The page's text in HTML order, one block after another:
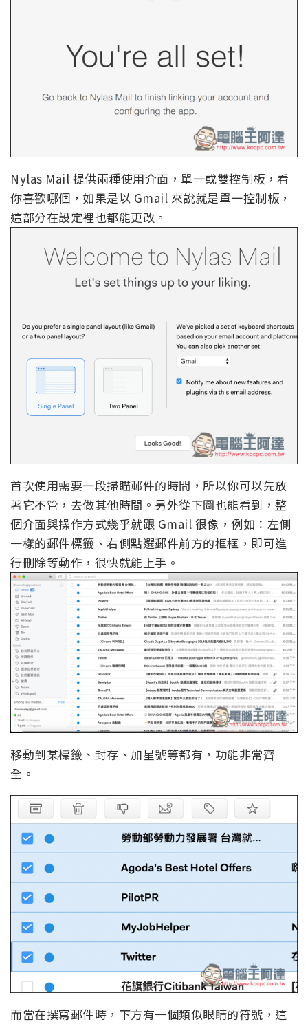
Nylas Mail 提供兩種使用介面，單一或雙控制板，看
你喜歡哪個，如果是以 Gmail 來說就是單一控制板，
這部分在設定裡也都能更改。
首次使用需要一段掃瞄郵件的時間，所以你可以先放
著它不管，去做其他時間。另外從下圖也能看到，整
個介面與操作方式幾乎就跟 Gmail 很像，例如：左側
一樣的郵件標籤、右側點選郵件前方的框框，即可進
行刪除等動作，很快就能上手。
移動到某標籤、封存、加星號等都有，功能非常齊
全。
而當在撰寫郵件時，下方有一個類似眼睛的符號，這